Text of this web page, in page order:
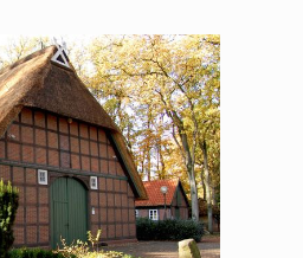
den Jahren 1988 / 1989 von
umgesetzt. Das Haus ist 21 m
gehören außerdem eine
Backhaus, in dem regelmäßig
eine Wagenremise mit
und ein Informationspavillon. In
Trauungen
private Veranstaltungen gemietet
der Mitglieder der Heimat- und